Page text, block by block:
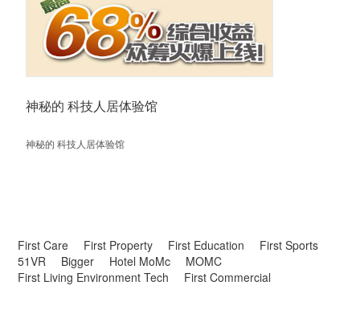
神秘的 科技人居体验馆
神秘的 科技人居体验馆
First Care First Property First Education
First Sports
51VR
Bigger Hotel MoMc
MOMC
First Living Environment Tech
First Commercial